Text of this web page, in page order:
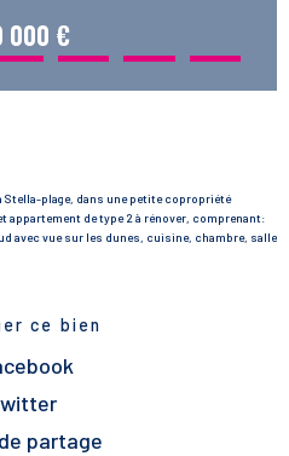
000 €
plage, dans une petite copropriété
appartement de type 2 à rénover, comprenant:
avec vue sur les dunes, cuisine, chambre, salle
ce bien
partage